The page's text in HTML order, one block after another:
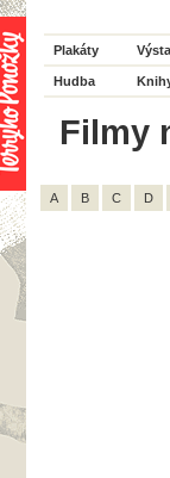
Plakáty
Hudba
Filmy
A B C D